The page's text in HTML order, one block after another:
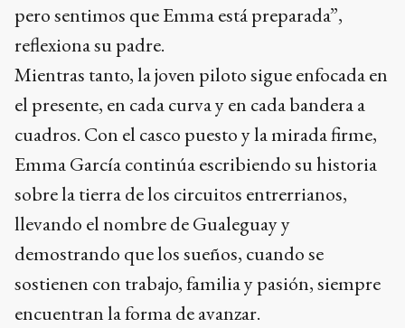
pero sentimos que Emma está preparada”,
reflexiona su padre.
Mientras tanto, la joven piloto sigue enfocada en
el presente, en cada curva y en cada bandera a
cuadros. Con el casco puesto y la mirada firme,
Emma García continúa escribiendo su historia
sobre la tierra de los circuitos entrerrianos,
llevando el nombre de Gualeguay y
demostrando que los sueños, cuando se
sostienen con trabajo, familia y pasión, siempre
encuentran la forma de avanzar.